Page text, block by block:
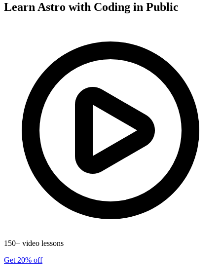
Learn Astro with Coding in Public
150+ video lessons
Get 20% off